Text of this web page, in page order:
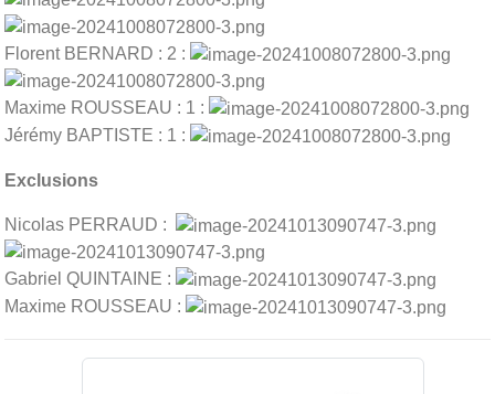
Florent BERNARD : 2 :
Maxime ROUSSEAU : 1 :
Jérémy BAPTISTE : 1 :
Exclusions
Nicolas PERRAUD :
Gabriel QUINTAINE :
Maxime ROUSSEAU :